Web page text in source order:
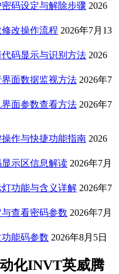
码设定与解除步骤 2026
改操作流程 2026年7月13
码显示与识别方法 2026
面数据监视方法 2026年7
面参数查看方法 2026年7
作与快捷功能指南 2026
示区信息解读 2026年7月
功能与含义详解 2026年7
查看密码参数 2026年7月
能码参数 2026年8月5日
化INVT英威腾